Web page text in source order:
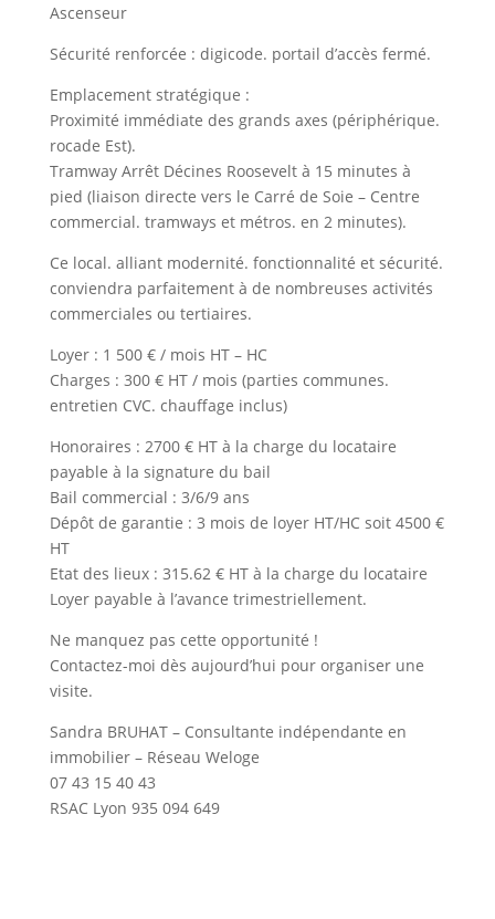
Ascenseur
Sécurité renforcée : digicode. portail d’accès fermé.
Emplacement stratégique :
Proximité immédiate des grands axes (périphérique.
rocade Est).
Tramway Arrêt Décines Roosevelt à 15 minutes à
pied (liaison directe vers le Carré de Soie – Centre
commercial. tramways et métros. en 2 minutes).
Ce local. alliant modernité. fonctionnalité et sécurité.
conviendra parfaitement à de nombreuses activités
commerciales ou tertiaires.
Loyer : 1 500 € / mois HT – HC
Charges : 300 € HT / mois (parties communes.
entretien CVC. chauffage inclus)
Honoraires : 2700 € HT à la charge du locataire
payable à la signature du bail
Bail commercial : 3/6/9 ans
Dépôt de garantie : 3 mois de loyer HT/HC soit 4500 €
HT
Etat des lieux : 315.62 € HT à la charge du locataire
Loyer payable à l’avance trimestriellement.
Ne manquez pas cette opportunité !
Contactez-moi dès aujourd’hui pour organiser une
visite.
Sandra BRUHAT – Consultante indépendante en
immobilier – Réseau Weloge
07 43 15 40 43
RSAC Lyon 935 094 649